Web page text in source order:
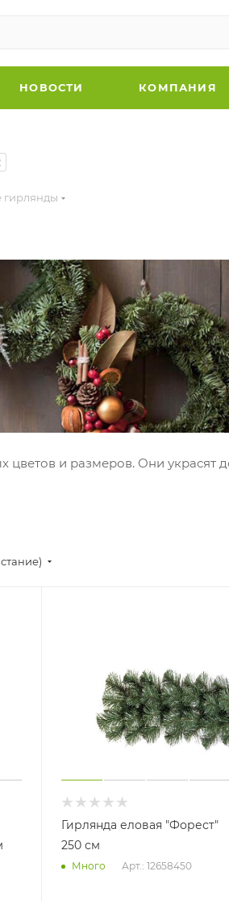
НОВОСТИ КОМПАНИЯ
гирлянды
и размеров. Они
Гирлянда еловая "Форест"
250 см
Много Арт.: 12658450